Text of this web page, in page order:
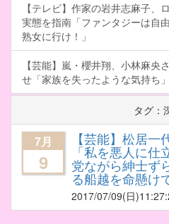
【テレビ】作家の岩井志麻子、
実態を指南「ファンタジーは自
熟女に行け！」
【芸能】嵐・櫻井翔、小林麻
せ「家族を失ったような気持ち」
タグ：
7月
9
【芸能】松居
「私を悪人に
党ながら紳士ず
る船越を命懸け
2017/07/09(日